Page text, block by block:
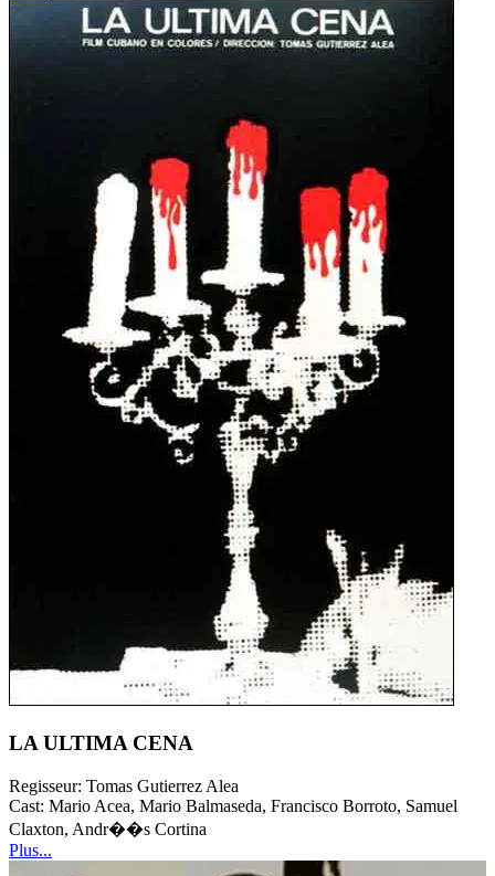
LA ULTIMA CENA
Regisseur: Tomas Gutierrez Alea
Cast: Mario Acea, Mario Balmaseda, Francisco Borroto, Samuel
Claxton, Andr��s Cortina
Plus...